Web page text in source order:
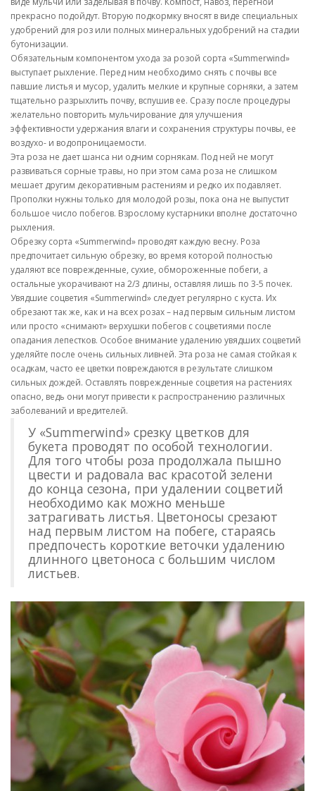
прекрасно подойдут. Вторую подкормку вносят в виде специальных
удобрений для роз или полных минеральных удобрений на стадии
бутонизации.
Обязательным компонентом ухода за розой сорта «Summerwind»
выступает рыхление. Перед ним необходимо снять с почвы все
павшие листья и мусор, удалить мелкие и крупные сорняки, а затем
тщательно разрыхлить почву, вспушив ее. Сразу после процедуры
желательно повторить мульчирование для улучшения
эффективности удержания влаги и сохранения структуры почвы, ее
воздухо- и водопроницаемости.
Эта роза не дает шанса ни одним сорнякам. Под ней не могут
развиваться сорные травы, но при этом сама роза не слишком
мешает другим декоративным растениям и редко их подавляет.
Прополки нужны только для молодой розы, пока она не выпустит
большое число побегов. Взрослому кустарники вполне достаточно
рыхления.
Обрезку сорта «Summerwind» проводят каждую весну. Роза
предпочитает сильную обрезку, во время которой полностью
удаляют все поврежденные, сухие, обмороженные побеги, а
остальные укорачивают на 2/3 длины, оставляя лишь по 3-5 почек.
Увядшие соцветия «Summerwind» следует регулярно с куста. Их
обрезают так же, как и на всех розах – над первым сильным листом
или просто «снимают» верхушки побегов с соцветиями после
опадания лепестков. Особое внимание удалению увядших соцветий
уделяйте после очень сильных ливней. Эта роза не самая стойкая к
осадкам, часто ее цветки повреждаются в результате слишком
сильных дождей. Оставлять поврежденные соцветия на растениях
опасно, ведь они могут привести к распространению различных
заболеваний и вредителей.
У «Summerwind» срезку цветков для
букета проводят по особой технологии.
Для того чтобы роза продолжала пышно
цвести и радовала вас красотой зелени
до конца сезона, при удалении соцветий
необходимо как можно меньше
затрагивать листья. Цветоносы срезают
над первым листом на побеге, стараясь
предпочесть короткие веточки удалению
длинного цветоноса с большим числом
листьев.